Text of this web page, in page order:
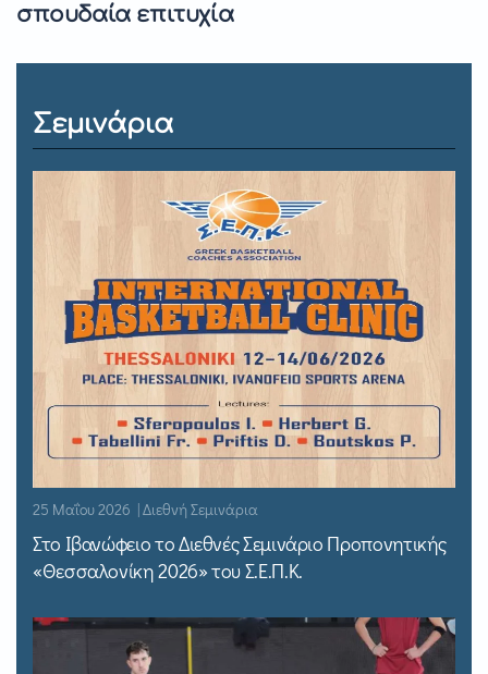
σπουδαία επιτυχία
Σεμινάρια
25 Μαΐου 2026 | Διεθνή Σεμινάρια
Στο Ιβανώφειο το Διεθνές Σεμινάριο Προπονητικής
«Θεσσαλονίκη 2026» του Σ.Ε.Π.Κ.